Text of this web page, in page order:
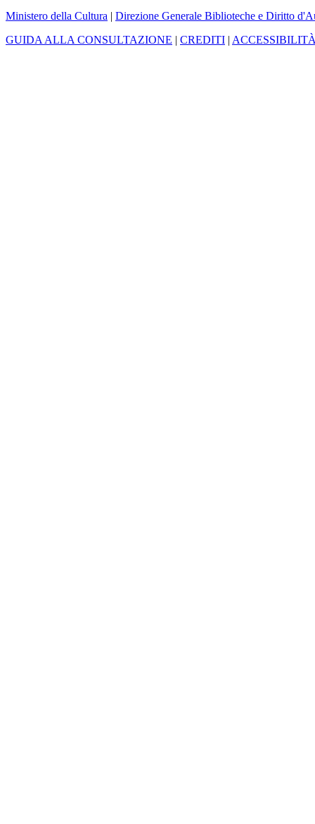
Ministero della Cultura | Direzione Generale Biblioteche e Diritto
GUIDA ALLA CONSULTAZIONE | CREDITI |